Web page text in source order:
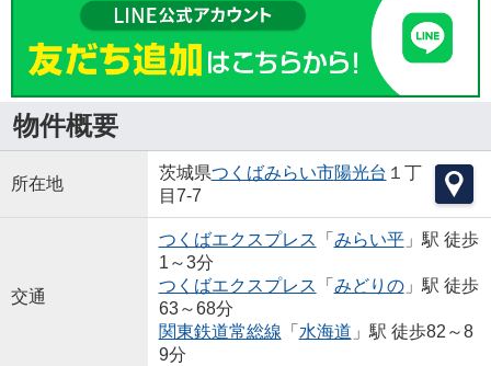
物件概要
所在地
茨城県つくばみらい市陽光台 １丁
目7-7
交通
つくばエクスプレス 「 みらい平」駅 徒歩
1～3分
つくばエクスプレス 「 みどりの」駅 徒歩
63～68分
関東鉄道常総線 「 水海道 」駅 徒歩82～8
9分